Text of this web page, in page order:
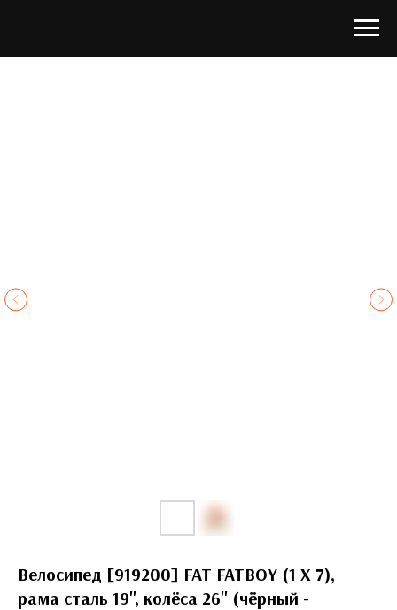
Велосипед [919200] FAT FATBOY (1 X 7),
рама сталь 19'', колёса 26'' (чёрный -